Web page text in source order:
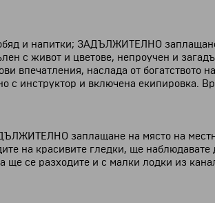
и напитки; ЗАДЪЛЖИТЕЛНО
с живот и цветове, непроучен и
впечатления, наслада от богатството
инструктор и включена екипировка.
заплащане на място на
на красивите гледки, ще
се разходите и с малки лодки из